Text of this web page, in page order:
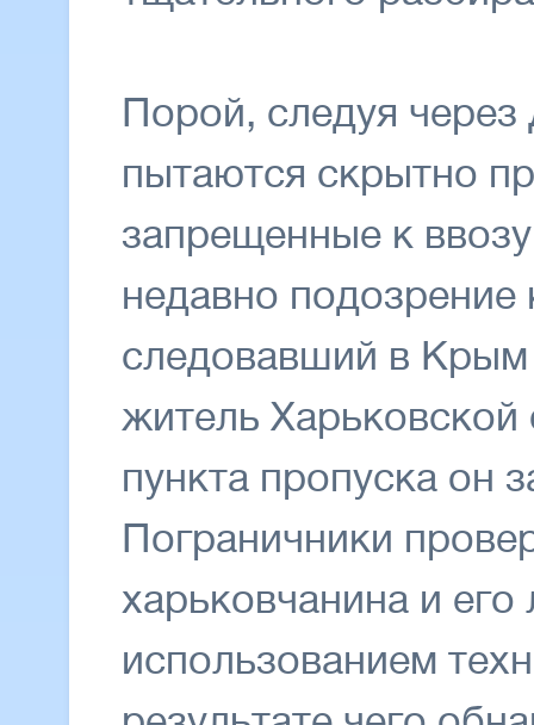
Порой, следуя
пытаются скрытно
запрещенные к
недавно
следовавший в
житель Харьковской
пункта пропуска он
Пограничники
харьковчанина и
использованием